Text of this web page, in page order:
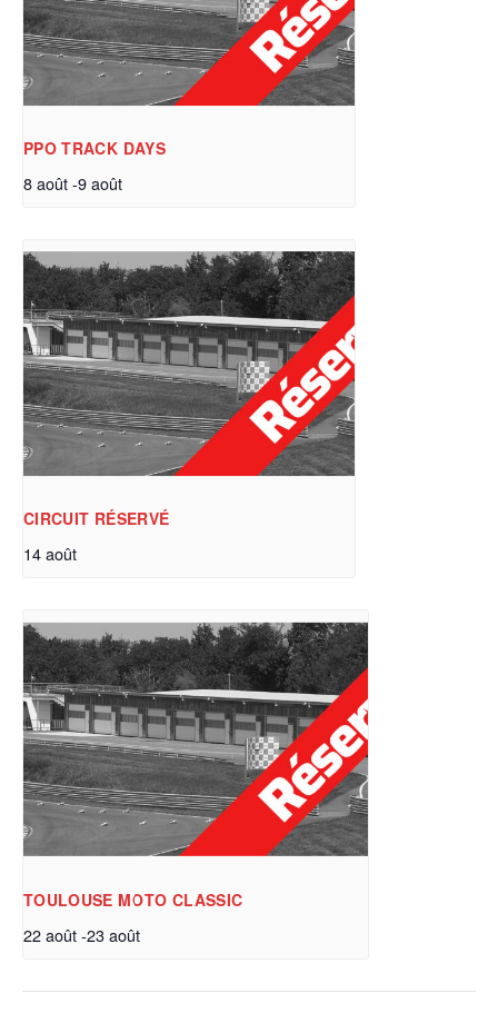
PPO TRACK DAYS
8 août-9 août
CIRCUIT RÉSERVÉ
14 août
TOULOUSE MOTO CLASSIC
22 août-23 août